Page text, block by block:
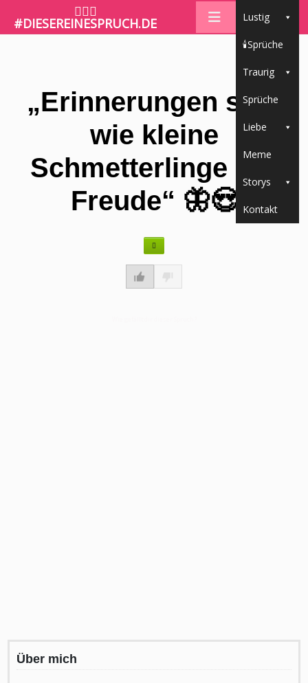
🤷🏼‍♀️
#DIESEREINESPRUCH.DE Lustig
🕯Sprüche
Traurig
Sprüche
Liebe
Meme
Storys
Kontakt
„Erinnerungen sind
wie kleine
Schmetterlinge der
Freude“ 🦋😍
Über mich